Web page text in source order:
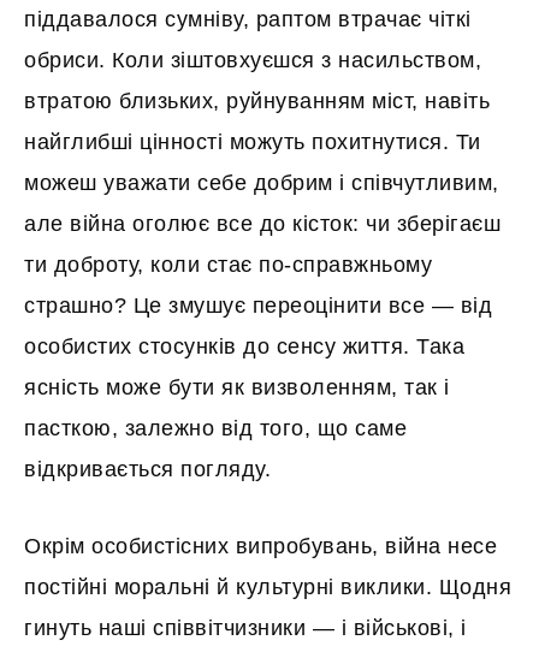
піддавалося сумніву, раптом втрачає чіткі
обриси. Коли зіштовхуєшся з насильством,
втратою близьких, руйнуванням міст, навіть
найглибші цінності можуть похитнутися. Ти
можеш уважати себе добрим і співчутливим,
але війна оголює все до кісток: чи зберігаєш
ти доброту, коли стає по-справжньому
страшно? Це змушує переоцінити все — від
особистих стосунків до сенсу життя. Така
ясність може бути як визволенням, так і
пасткою, залежно від того, що саме
відкривається погляду.
Окрім особистісних випробувань, війна несе
постійні моральні й культурні виклики. Щодня
гинуть наші співвітчизники — і військові, і